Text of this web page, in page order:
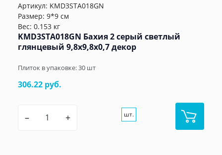
Артикул: KMD3STA018GN
Размер: 9*9 см
Вес: 0.153 кг
KMD3STA018GN Бахия 2 серый светлый
глянцевый 9,8x9,8x0,7 декор
Плиток в упаковке:30 шт
306.22 руб.
– + шт.